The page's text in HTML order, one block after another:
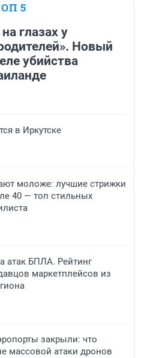
5
глазах у
Новый
убийства
в Иркутске
моложе: лучшие стрижки
40 — топ стильных
атак БПЛА. Рейтинг
маркетплейсов из
закрыли: что
массовой атаки дронов